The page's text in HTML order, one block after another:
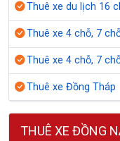
Thuê xe du lịch 16
Thuê xe 4 chỗ, 7
Thuê xe 4 chỗ, 7
Thuê xe Đồng Tháp
THUÊ XE ĐỒNG